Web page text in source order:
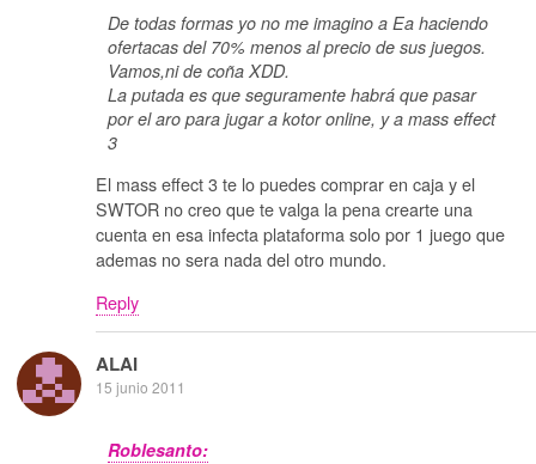
De todas formas yo no me imagino a Ea haciendo
ofertacas del 70% menos al precio de sus juegos.
Vamos,ni de coña XDD.
La putada es que seguramente habrá que pasar
por el aro para jugar a kotor online, y a mass effect
3
El mass effect 3 te lo puedes comprar en caja y el
SWTOR no creo que te valga la pena crearte una
cuenta en esa infecta plataforma solo por 1 juego que
ademas no sera nada del otro mundo.
Reply
ALAI
15 junio 2011
Roblesanto: